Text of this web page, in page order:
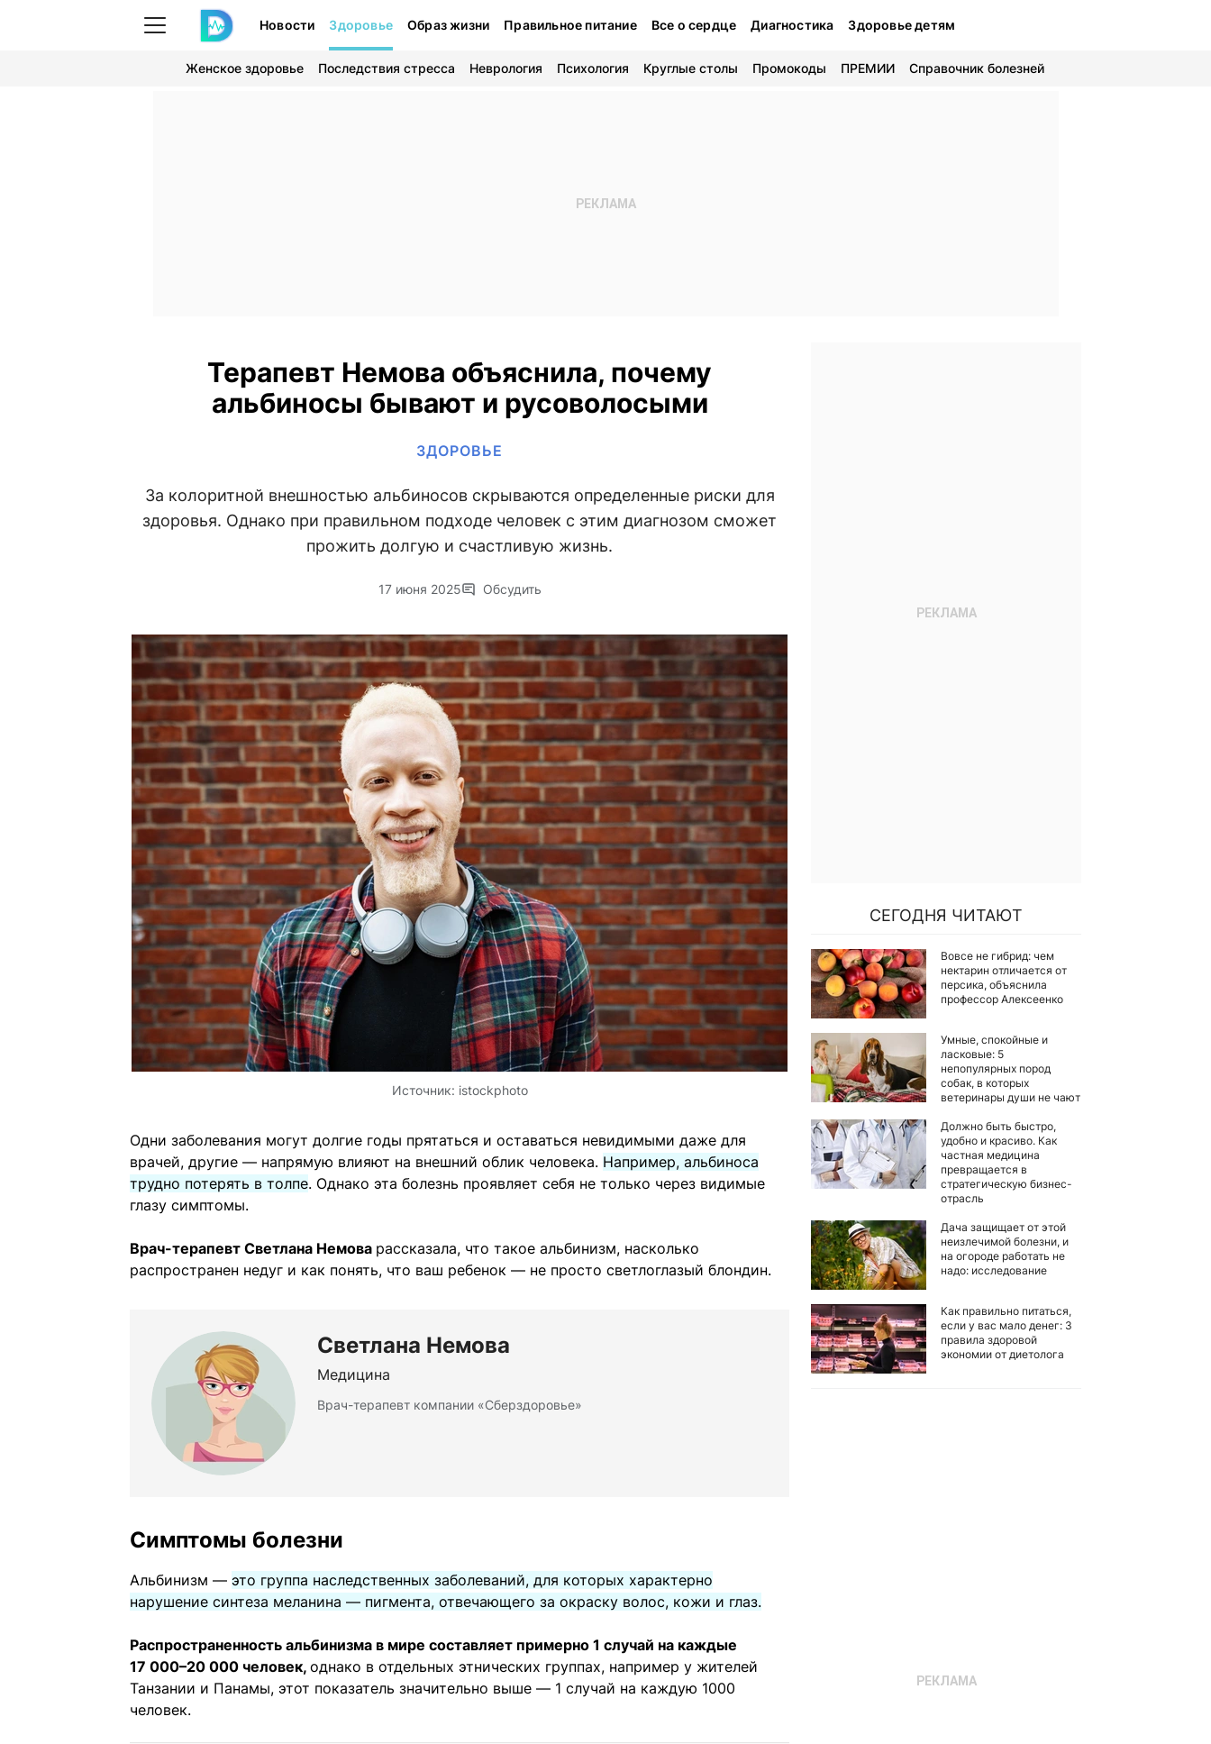
Новости Здоровье Образ жизни Правильное питание Все о сердце Диагностика Здоровье детям
Женское здоровье Последствия стресса Неврология Психология Круглые столы Промокоды ПРЕМИИ Справочник болезней
Терапевт Немова объяснила, почему
альбиносы бывают и русоволосыми
ЗДОРОВЬЕ
За колоритной внешностью альбиносов скрываются определенные риски для
здоровья. Однако при правильном подходе человек с этим диагнозом сможет
прожить долгую и счастливую жизнь.
17 июня 2025 Обсудить
Источник: istockphoto
Одни заболевания могут долгие годы прятаться и оставаться невидимыми даже для
врачей, другие — напрямую влияют на внешний облик человека. Например, альбиноса
трудно потерять в толпе. Однако эта болезнь проявляет себя не только через видимые
глазу симптомы.
Врач-терапевт Светлана Немова рассказала, что такое альбинизм, насколько
распространен недуг и как понять, что ваш ребенок — не просто светлоглазый блондин.
Светлана Немова
Медицина
Врач-терапевт компании «Сберздоровье»
Симптомы болезни
Альбинизм — это группа наследственных заболеваний, для которых характерно
нарушение синтеза меланина — пигмента, отвечающего за окраску волос, кожи и глаз.
Распространенность альбинизма в мире составляет примерно 1 случай на каждые
17 000–20 000 человек, однако в отдельных этнических группах, например у жителей
Танзании и Панамы, этот показатель значительно выше — 1 случай на каждую 1000
человек.
СЕГОДНЯ ЧИТАЮТ
Вовсе не гибрид: чем
нектарин отличается от
персика, объяснила
профессор Алексеенко
Умные, спокойные и
ласковые: 5
непопулярных пород
собак, в которых
ветеринары души не чают
Должно быть быстро,
удобно и красиво. Как
частная медицина
превращается в
стратегическую бизнес-
отрасль
Дача защищает от этой
неизлечимой болезни, и
на огороде работать не
надо: исследование
Как правильно питаться,
если у вас мало денег: 3
правила здоровой
экономии от диетолога